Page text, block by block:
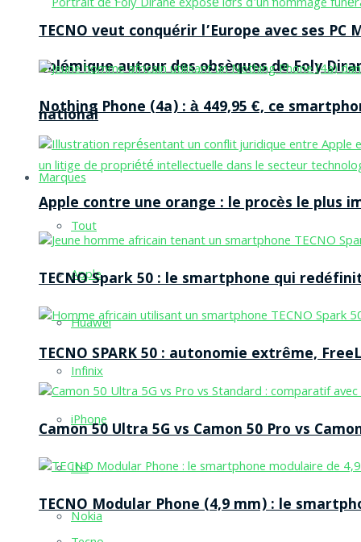
Polémique autour des obsèques de Foly
national
Marques
Tout
Apple
Huawei
Infinix
iPhone
Itel
Nokia
TECNO veut conquérir l’Europe avec ses
Nothing Phone (4a) : à 449,95 €, ce
Apple contre une orange : le procès le plus
TECNO Spark 50 : le smartphone qui
TECNO SPARK 50 : autonomie extrême,
Camon 50 Ultra 5G vs Camon 50 Pro vs
TECNO Modular Phone (4,9 mm) : le